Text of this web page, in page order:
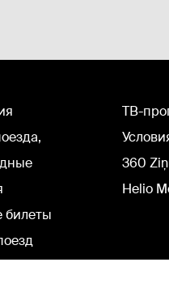
билеты
TВ-
360
Helio